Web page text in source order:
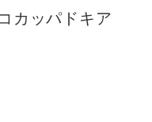
カッパドキア